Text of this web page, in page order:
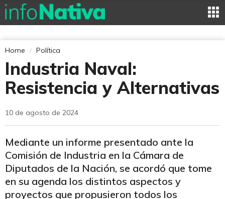
Home Política
Industria Naval:
Resistencia y Alternativas
10 de agosto de 2024
Mediante un informe presentado ante la
Comisión de Industria en la Cámara de
Diputados de la Nación, se acordó que tome
en su agenda los distintos aspectos y
proyectos que propusieron todos los